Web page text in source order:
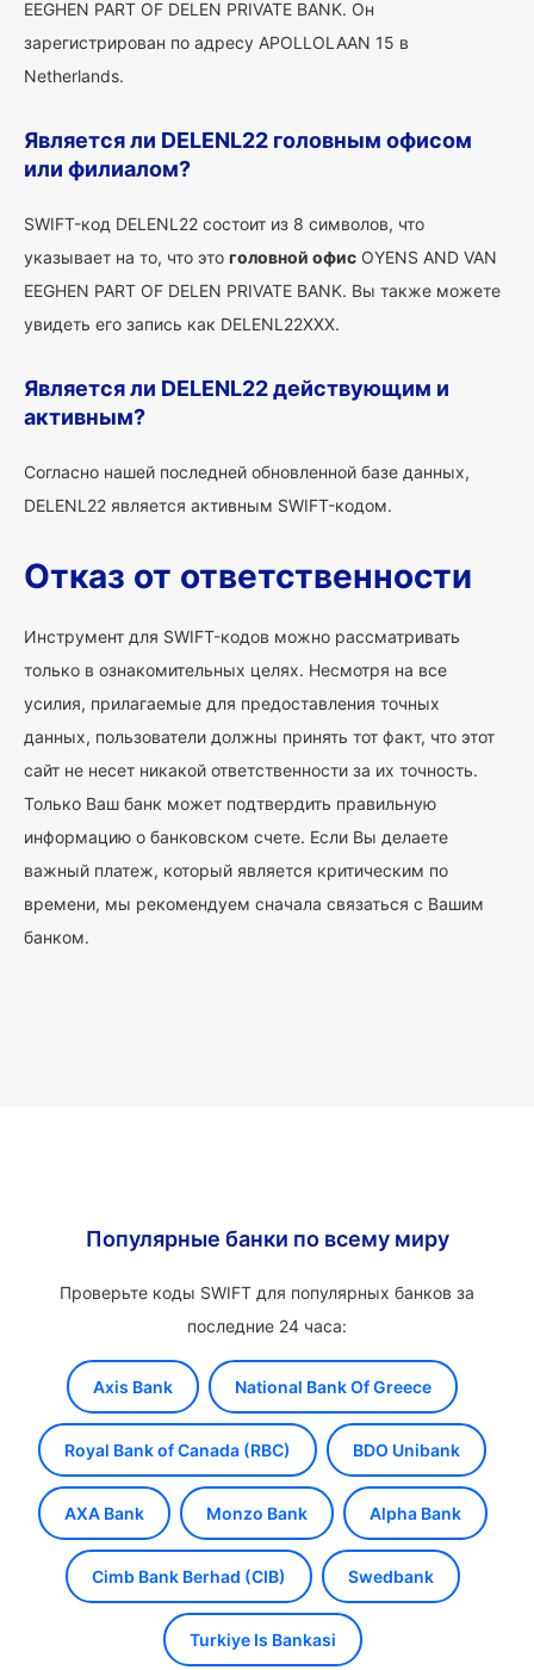
EEGHEN PART OF DELEN PRIVATE BANK. Он
зарегистрирован по адресу APOLLOLAAN 15 в
Netherlands.
Является ли DELENL22 головным офисом
или филиалом?
SWIFT-код DELENL22 состоит из 8 символов, что
указывает на то, что это головной офис OYENS AND VAN
EEGHEN PART OF DELEN PRIVATE BANK. Вы также можете
увидеть его запись как DELENL22XXX.
Является ли DELENL22 действующим и
активным?
Согласно нашей последней обновленной базе данных,
DELENL22 является активным SWIFT-кодом.
Отказ от ответственности
Инструмент для SWIFT-кодов можно рассматривать
только в ознакомительных целях. Несмотря на все
усилия, прилагаемые для предоставления точных
данных, пользователи должны принять тот факт, что этот
сайт не несет никакой ответственности за их точность.
Только Ваш банк может подтвердить правильную
информацию о банковском счете. Если Вы делаете
важный платеж, который является критическим по
времени, мы рекомендуем сначала связаться с Вашим
банком.
Популярные банки по всему миру
Проверьте коды SWIFT для популярных банков за
последние 24 часа:
Axis Bank National Bank Of Greece
Royal Bank of Canada (RBC) BDO Unibank
AXA Bank Monzo Bank Alpha Bank
Cimb Bank Berhad (CIB) Swedbank
Turkiye Is Bankasi